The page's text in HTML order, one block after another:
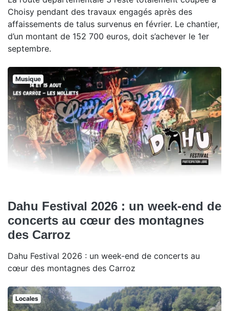
Choisy pendant des travaux engagés après des
affaissements de talus survenus en février. Le chantier,
d’un montant de 152 700 euros, doit s’achever le 1er
septembre.
Musique
Dahu Festival 2026 : un week-end de
concerts au cœur des montagnes
des Carroz
Dahu Festival 2026 : un week-end de concerts au
cœur des montagnes des Carroz
Locales